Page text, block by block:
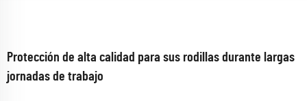
Protección de alta calidad para sus rodillas durante largas
jornadas de trabajo